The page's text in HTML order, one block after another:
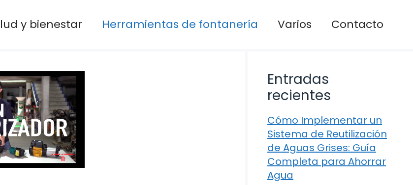
y bienestar Herramientas de fontanería Varios Contacto
Entradas
recientes
Cómo Implementar un
Sistema de Reutilización
de Aguas Grises: Guía
Completa para Ahorrar
Agua